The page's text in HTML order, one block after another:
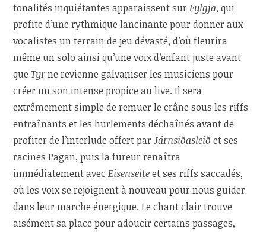
tonalités inquiétantes apparaissent surFylgja, qui
profite d’une rythmique lancinante pour donner aux
vocalistes un terrain de jeu dévasté, d’où fleurira
même un solo ainsi qu’une voix d’enfant juste avant
queTyrne revienne galvaniser les musiciens pour
créer un son intense propice au live. Il sera
extrêmement simple de remuer le crâne sous les riffs
entraînants et les hurlements déchaînés avant de
profiter de l’interlude offert parJárnsíðasleið et ses
racines Pagan, puis la fureur renaîtra
immédiatement avecEisenseiteet ses riffs saccadés,
où les voix se rejoignent à nouveau pour nous guider
dans leur marche énergique. Le chant clair trouve
aisément sa place pour adoucir certains passages,